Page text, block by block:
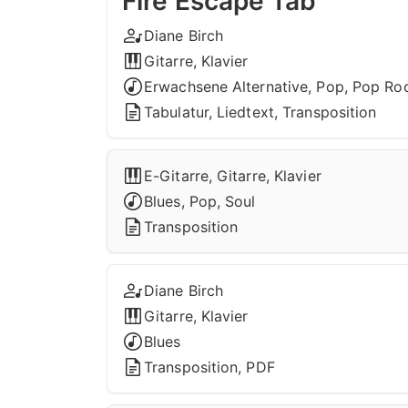
Diane Birch
Gitarre, Klavier
Erwachsene Alternative, Pop, Pop
Tabulatur, Liedtext, Transposition
E-Gitarre, Gitarre, Klavier
Blues, Pop, Soul
Transposition
Diane Birch
Gitarre, Klavier
Blues
Transposition, PDF